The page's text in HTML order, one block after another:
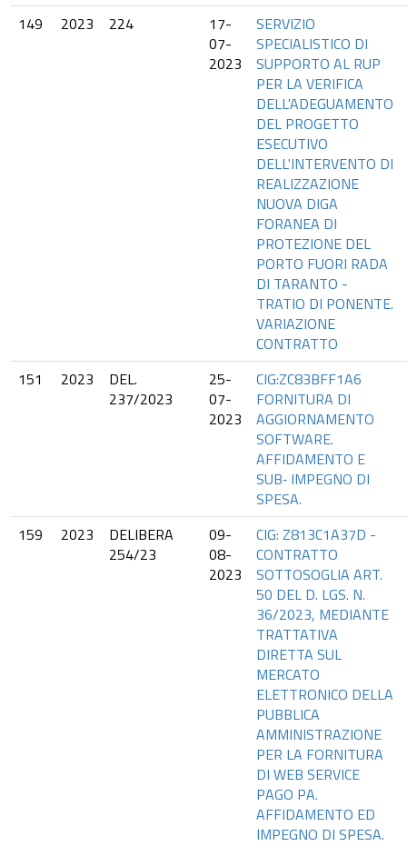
149
2023 224
17-
07-
2023
SERVIZIO
SPECIALISTICO DI
SUPPORTO AL RUP
PER LA VERIFICA
DELL'ADEGUAMENTO
DEL PROGETTO
ESECUTIVO
DELL'INTERVENTO DI
REALIZZAZIONE
NUOVA DIGA
FORANEA DI
PROTEZIONE DEL
PORTO FUORI RADA
DI TARANTO -
TRATIO DI PONENTE.
VARIAZIONE
CONTRATTO
151
2023
DEL.
237/2023
25-
07-
2023
CIG:ZC83BFF1A6
FORNITURA DI
AGGIORNAMENTO
SOFTWARE.
AFFIDAMENTO E
SUB‐ IMPEGNO DI
SPESA.
159
2023
DELIBERA
254/23
09-
08-
2023
CIG: Z813C1A37D -
CONTRATTO
SOTTOSOGLIA ART.
50 DEL D. LGS. N.
36/2023, MEDIANTE
TRATTATIVA
DIRETTA SUL
MERCATO
ELETTRONICO DELLA
PUBBLICA
AMMINISTRAZIONE
PER LA FORNITURA
DI WEB SERVICE
PAGO PA.
AFFIDAMENTO ED
IMPEGNO DI SPESA.